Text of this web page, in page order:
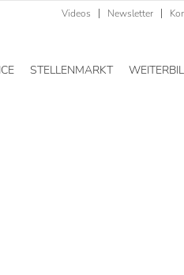
Videos Newsletter
STELLENMARKT